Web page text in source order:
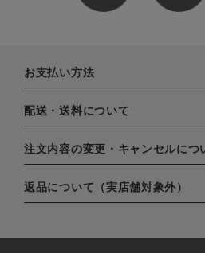
お支払い方法
下記お支払い方法よりお選びいただけ
・クレジットカード（
EXPRESS,Diners Club）
・amazonペイメント
・楽天ペイ
・PayPay
配送・送料について
配達業者：日本郵便
北海道：1,400円
注文内容の変更・キャンセルにつ
ご注文日当日から翌日のAM9:00まで
ンセルは可能です。
返品について（実店舗対象外）